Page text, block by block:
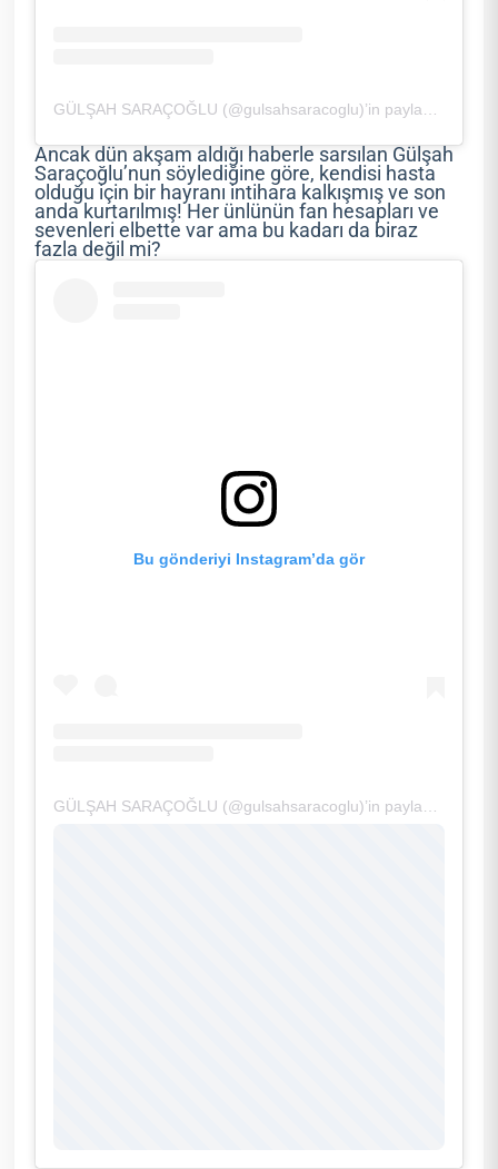
Ancak dün akşam aldığı haberle sarsılan Gülşah
Saraçoğlu’nun söylediğine göre, kendisi hasta
olduğu için bir hayranı intihara kalkışmış ve son
anda kurtarılmış! Her ünlünün fan hesapları ve
sevenleri elbette var ama bu kadarı da biraz
fazla değil mi?
Bu gönderiyi Instagram’da gör
GÜLŞAH SARAÇOĞLU (@gulsahsaracoglu)’in paylaştığı bir gönderi